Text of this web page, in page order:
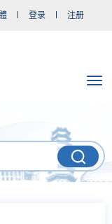
登录 注册